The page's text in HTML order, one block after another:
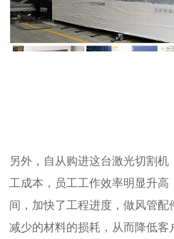
另外，自从购进这台激光切割机
工成本，员工工作效率明显升
间， 加快了工程进度，做风管配
减少的材料的损耗，从而降低客